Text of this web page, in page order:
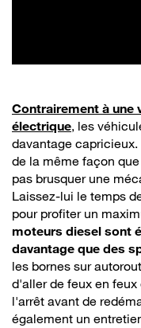
Contrairement à une
électrique, les
davantage
de la même façon
pas brusquer une
Laissez-lui le temps
pour profiter un
moteurs diesel sont
davantage que des
les bornes sur
d'aller de feux en
l'arrêt avant de
également un